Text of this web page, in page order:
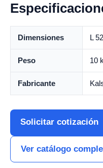
Dimensiones L
Peso 10
Fabricante
Solicitar cotización
Ver catálogo